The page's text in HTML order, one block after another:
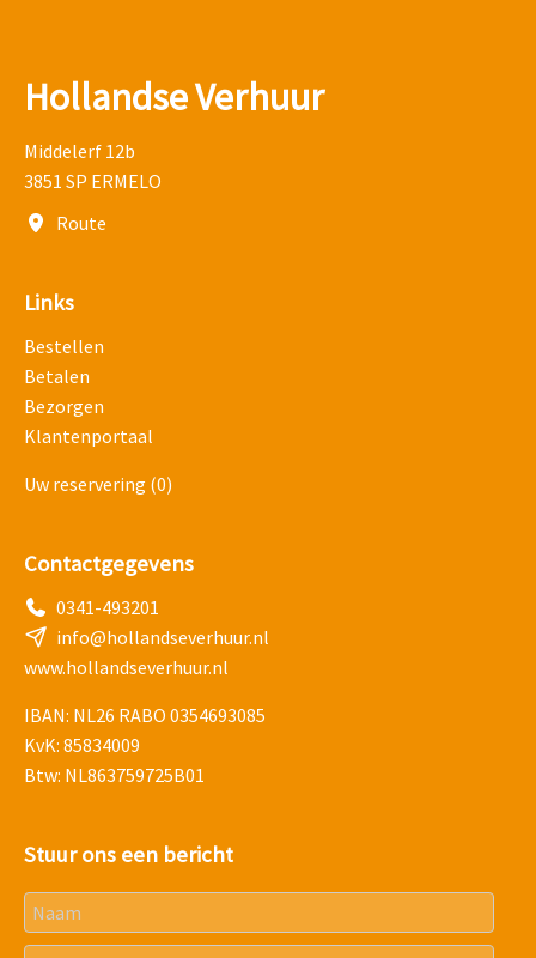
Hollandse Verhuur
Middelerf 12b
3851 SP ERMELO
Route
Links
Bestellen
Betalen
Bezorgen
Klantenportaal
Uw reservering (0)
Contactgegevens
0341-493201
info@hollandseverhuur.nl
www.hollandseverhuur.nl
IBAN: NL26 RABO 0354693085
KvK: 85834009
Btw: NL863759725B01
Stuur ons een bericht